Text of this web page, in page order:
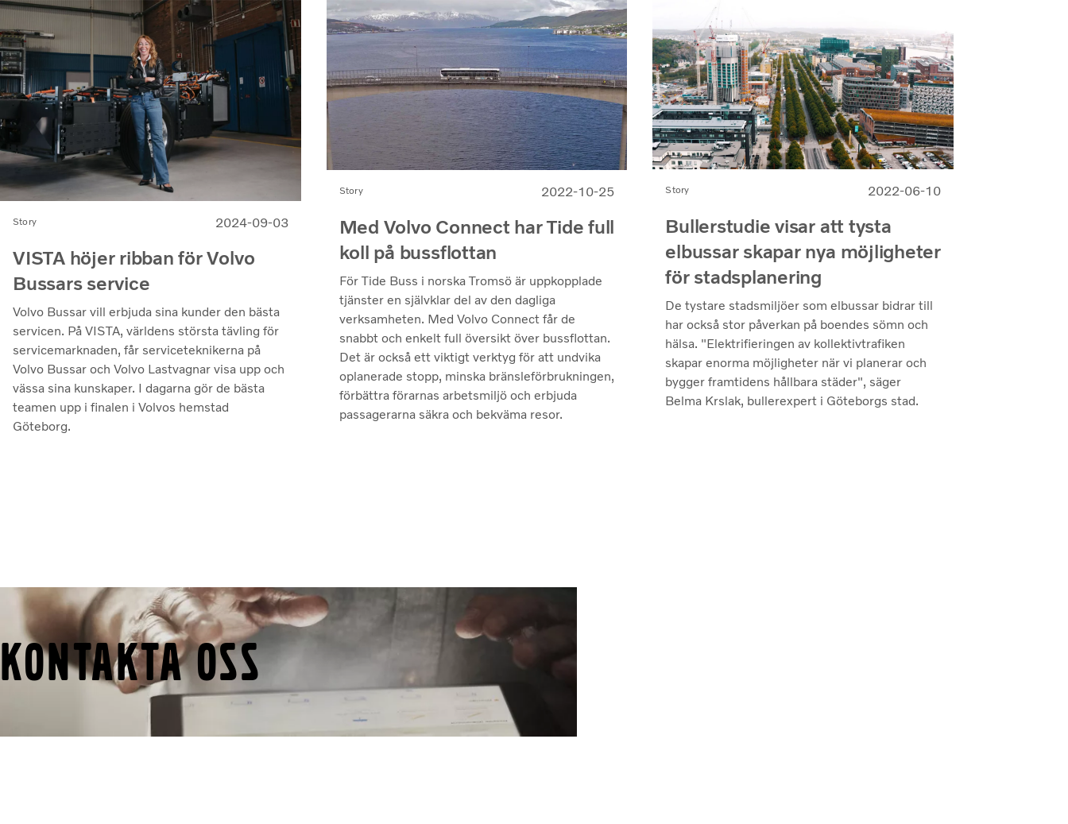
Story 2024-09-03
VISTA höjer ribban för Volvo
Bussars service
Volvo Bussar vill erbjuda sina kunder den bästa
servicen. På VISTA, världens största tävling för
servicemarknaden, får serviceteknikerna på
Volvo Bussar och Volvo Lastvagnar visa upp och
vässa sina kunskaper. I dagarna gör de bästa
teamen upp i finalen i Volvos hemstad
Göteborg.
Story 2022-10-25
Med Volvo Connect har Tide full
koll på bussflottan
För Tide Buss i norska Tromsö är uppkopplade
tjänster en självklar del av den dagliga
verksamheten. Med Volvo Connect får de
snabbt och enkelt full översikt över bussflottan.
Det är också ett viktigt verktyg för att undvika
oplanerade stopp, minska bränsleförbrukningen,
förbättra förarnas arbetsmiljö och erbjuda
passagerarna säkra och bekväma resor.
Story 2022-06-10
Bullerstudie visar att tysta
elbussar skapar nya möjligheter
för stadsplanering
De tystare stadsmiljöer som elbussar bidrar till
har också stor påverkan på boendes sömn och
hälsa. "Elektrifieringen av kollektivtrafiken
skapar enorma möjligheter när vi planerar och
bygger framtidens hållbara städer", säger
Belma Krslak, bullerexpert i Göteborgs stad.
Kontakta oss